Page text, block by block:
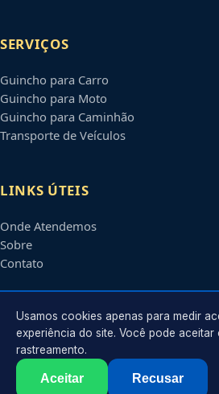
SERVIÇOS
Guincho para Carro
Guincho para Moto
Guincho para Caminhão
Transporte de Veículos
LINKS ÚTEIS
Onde Atendemos
Sobre
Contato
CONTATO
Atendimento em
2026 São José do Rio Preto SP
Usamos cookies apenas para medir
experiência do site. Você pode aceitar
rastreamento.
Aceitar Recusar